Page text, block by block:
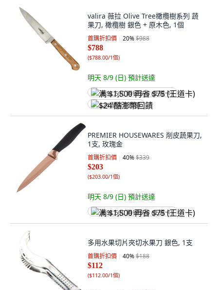
valira 薇拉 Olive Tree橄欖樹系列 蔬
果刀, 橄欖樹 銀色 + 原木色, 1個
首購折扣價 20%$988
$788
($788.00/1個)
明天 8/9 (日) 預計送達
满 $1,500 再省 $75 (王道卡)
$24 酷澎幣回饋
PREMIER HOUSEWARES 削皮蔬果刀,
1支, 玫瑰金
首購折扣價 40%$339
$203
($203.00/1個)
明天 8/9 (日) 預計送達
满 $1,500 再省 $75 (王道卡)
多用水果切片夾切水果刀 銀色, 1支
首購折扣價 40%$188
$112
($112.00/1個)